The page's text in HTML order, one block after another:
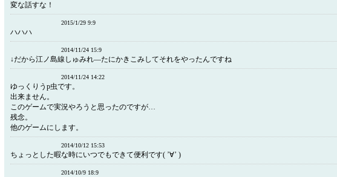
変な話すな！
2015/1/29 9:9
ハハハ
2014/11/24 15:9
↓だから江ノ島線しゅみれ―たにかきこみしてそれをやったんですね
2014/11/24 14:22
ゆっくりうp虫です。
出来ません。
このゲームで実況やろうと思ったのですが…
残念。
他のゲームにします。
2014/10/12 15:53
ちょっとした暇な時にいつでもできて便利です( ’∀’ )
2014/10/9 18:9